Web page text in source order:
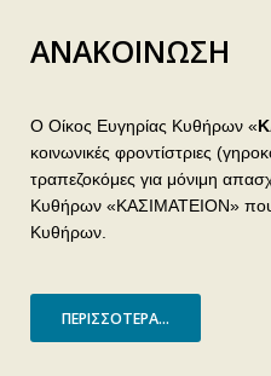
ΑΝΑΚΟΙΝΩΣΗ
Ο Οίκος Ευγηρίας Κυθήρων «
κοινωνικές φροντίστριες
τραπεζοκόμες για μόνιμη
Κυθήρων «ΚΑΣΙΜΑΤΕΙΟΝ» που
Κυθήρων.
ΠΕΡΙΣΣΌΤΕΡΑ...